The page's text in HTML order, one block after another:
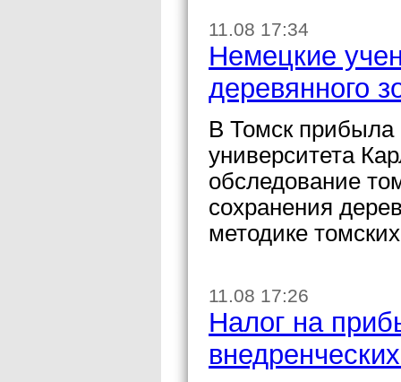
11.08 17:34
Немецкие
деревянного
В Томск прибыла
университета
обследование
сохранения
методике
11.08 17:26
Налог на